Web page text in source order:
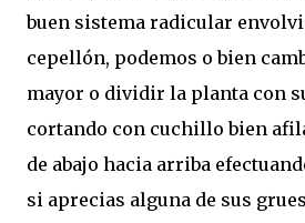
buen sistema radicular
cepellón, podemos o bien
mayor o dividir la planta con
cortando con cuchillo bien
de abajo hacia arriba
si aprecias alguna de sus